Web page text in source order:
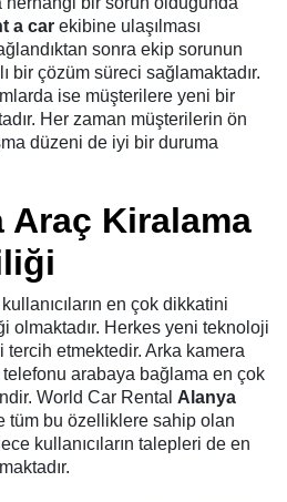
a car ekibine ulaşılması
sonra ekip sorunun
bir çözüm süreci sağlamaktadır.
ise müşterilere yeni bir
Her zaman müşterilerin ön
düzeni de iyi bir duruma
Araç Kiralama
en çok dikkatini
olmaktadır. Herkes yeni teknoloji
etmektedir. Arka kamera
arabaya bağlama en çok
World Car Rental Alanya
tüm bu özelliklere sahip olan
kullanıcıların talepleri de en